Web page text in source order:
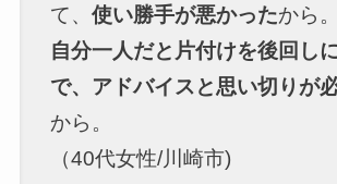
て、使い勝手が悪かったから。
自分一人だと片付けを後回し
で、アドバイスと思い切りが
から。
（40代女性/川崎市)